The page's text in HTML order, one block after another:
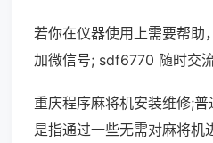
若你在仪器使用上需要帮助
加微信号; sdf6770 随时交流
重庆程序麻将机安装维修;
是指通过一些无需对麻将机